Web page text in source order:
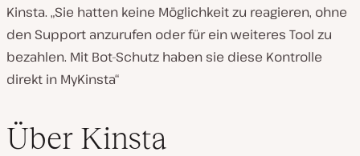
Kinsta. „Sie hatten keine Möglichkeit zu reagieren, ohne
den Support anzurufen oder für ein weiteres Tool zu
bezahlen. Mit Bot-Schutz haben sie diese Kontrolle
direkt in MyKinsta“
Über Kinsta